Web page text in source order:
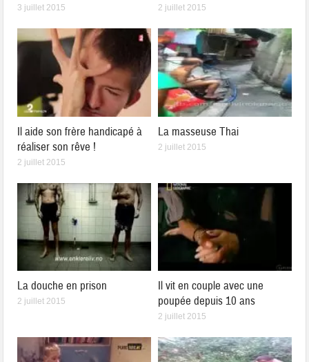
3 juillet 2015 2 juillet 2015
Il aide son frère handicapé à
réaliser son rêve !
2 juillet 2015
La masseuse Thai
2 juillet 2015
La douche en prison
2 juillet 2015
Il vit en couple avec une
poupée depuis 10 ans
2 juillet 2015